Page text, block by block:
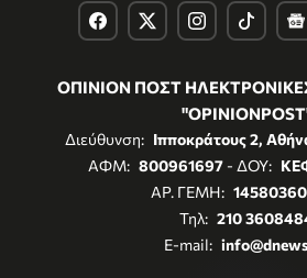
ΟΠΙΝΙΟΝ ΠΟΣΤ
Διεύθυνση: Ιπποκράτους 2,
ΑΦΜ: 800961697- ΔΟΥ:
ΑΡ. ΓΕΜΗ:
Τηλ: 210
E-mail: